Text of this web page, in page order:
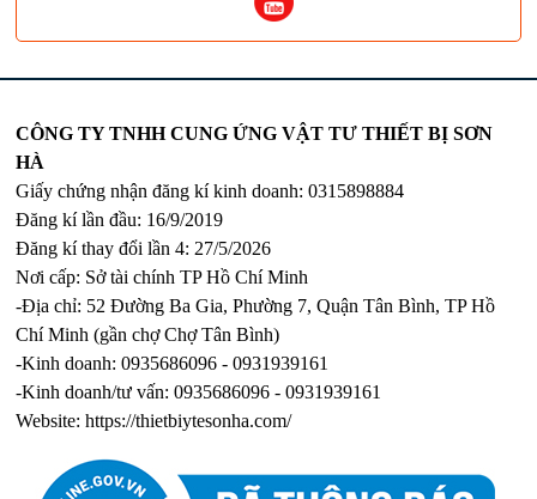
CÔNG TY TNHH CUNG ỨNG VẬT TƯ THIẾT BỊ SƠN
HÀ
Giấy chứng nhận đăng kí kinh doanh: 0315898884
Đăng kí lần đầu: 16/9/2019
Đăng kí thay đổi lần 4: 27/5/2026
Nơi cấp: Sở tài chính TP Hồ Chí Minh
-Địa chỉ: 52 Đường Ba Gia, Phường 7, Quận Tân Bình, TP Hồ
Chí Minh (gần chợ Chợ Tân Bình)
-Kinh doanh: 0935686096 - 0931939161
-Kinh doanh/tư vấn: 0935686096 - 0931939161
Website:https://thietbiytesonha.com/